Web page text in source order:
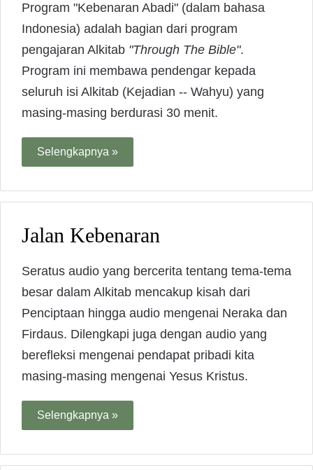
Program "Kebenaran Abadi" (dalam bahasa
Indonesia) adalah bagian dari program
pengajaran Alkitab "Through The Bible".
Program ini membawa pendengar kepada
seluruh isi Alkitab (Kejadian -- Wahyu) yang
masing-masing berdurasi 30 menit.
Selengkapnya »
Jalan Kebenaran
Seratus audio yang bercerita tentang tema-tema
besar dalam Alkitab mencakup kisah dari
Penciptaan hingga audio mengenai Neraka dan
Firdaus. Dilengkapi juga dengan audio yang
berefleksi mengenai pendapat pribadi kita
masing-masing mengenai Yesus Kristus.
Selengkapnya »